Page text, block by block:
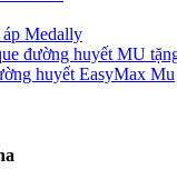
Medally
đường huyết MU
huyết EasyMax Mu